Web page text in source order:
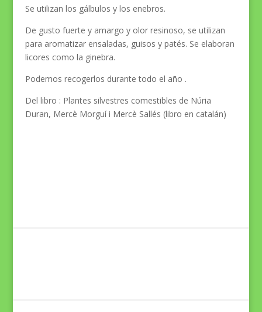
Se utilizan los gálbulos y los enebros.
De gusto fuerte y amargo y olor resinoso, se utilizan
para aromatizar ensaladas, guisos y patés. Se elaboran
licores como la ginebra.
Podemos recogerlos durante todo el año .
Del libro : Plantes silvestres comestibles de Núria
Duran, Mercè Morguí i Mercè Sallés (libro en catalán)